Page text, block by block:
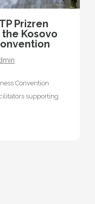
Prizren
Kosovo
Convention
supporting